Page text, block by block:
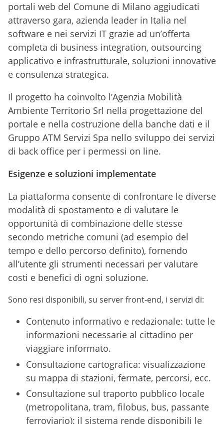
portali web del Comune di Milano aggiudicati
attraverso gara, azienda leader in Italia nel
software e nei servizi IT grazie ad un’offerta
completa di business integration, outsourcing
applicativo e infrastrutturale, soluzioni innovative
e consulenza strategica.
Il progetto ha coinvolto l’Agenzia Mobilità
Ambiente Territorio Srl nella progettazione del
portale e nella costruzione della banche dati e il
Gruppo ATM Servizi Spa nello sviluppo dei servizi
di back office per i permessi on line.
Esigenze e soluzioni implementate
La piattaforma consente di confrontare le diverse
modalità di spostamento e di valutare le
opportunità di combinazione delle stesse
secondo metriche comuni (ad esempio del
tempo e dello percorso definito), fornendo
all’utente gli strumenti necessari per valutare
costi e benefici di ogni soluzione.
Sono resi disponibili, su server front-end, i servizi di:
Contenuto informativo e redazionale: tutte le
informazioni necessarie al cittadino per
viaggiare informato.
Consultazione cartografica: visualizzazione
su mappa di stazioni, fermate, percorsi, ecc.
Consultazione sul traporto pubblico locale
(metropolitana, tram, filobus, bus, passante
ferroviario): il sistema rende disponibili le